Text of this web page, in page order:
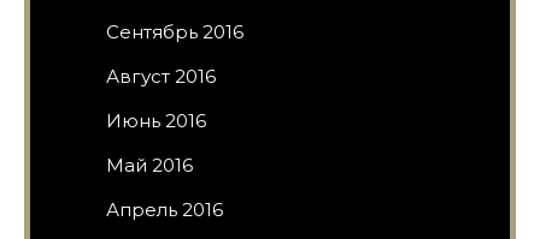
Сентябрь 2016
Август 2016
Июнь 2016
Май 2016
Апрель 2016